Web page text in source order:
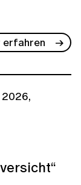
erfahren
2026,